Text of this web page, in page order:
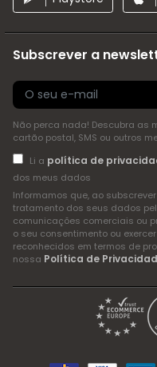
Subscrever a
Não perca nada! Descubra as
cartão postal, SMS ou outros
Li a política de
dos meus dados
Informamos que, ao
tratamento dos seus dados
comunicações comerciais ou
o seu consentimento ou
reconhecidos em termos de
nossa Política de